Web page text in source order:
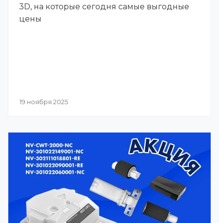
3D, на которые сегодня самые выгодные
цены
19 ноября 2025